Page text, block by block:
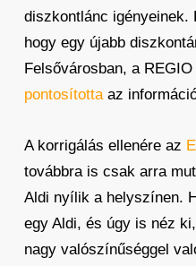
diszkontlánc igényeinek.
hogy egy újabb
Felsővárosban, a REGIO
pontosítottaaz
A korrigálás ellenére az
továbbra is csak arra
Aldi nyílik a helyszínen.
egy Aldi, és úgy is néz
nagy valószínűséggel